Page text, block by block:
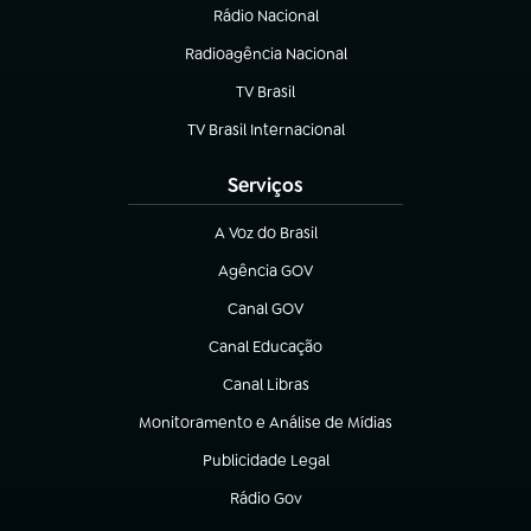
Rádio Nacional
(abre em nova aba)
Radioagência Nacional
(abre em nova aba)
TV Brasil
(abre em nova aba)
TV Brasil Internacional
(abre em nova aba)
Serviços
A Voz do Brasil
(abre em nova aba)
Agência GOV
(abre em nova aba)
Canal GOV
(abre em nova aba)
Canal Educação
(abre em nova aba)
Canal Libras
(abre em nova aba)
Monitoramento e Análise de Mídias
(abre em nova aba)
Publicidade Legal
(abre em nova aba)
Rádio Gov
(abre em nova aba)